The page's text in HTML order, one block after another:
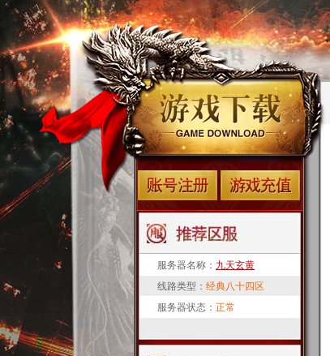
服务器名称： 九天玄黄
线路类型： 经典八十四区
服务器状态： 正常